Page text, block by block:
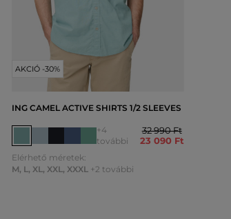
AKCIÓ -30%
ING CAMEL ACTIVE SHIRTS 1/2 SLEEVES
+4
további
32 990 Ft
23 090 Ft
Elérhető méretek:
M, L, XL, XXL, XXXL +2 további